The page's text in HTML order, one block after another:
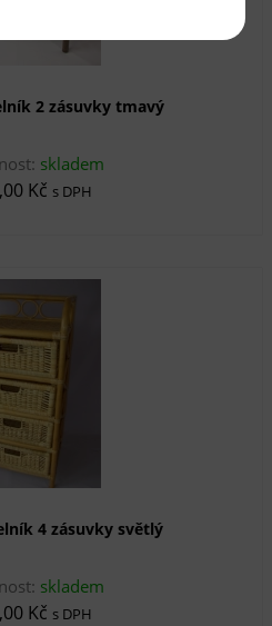
2 zásuvky tmavý
skladem
Kč s DPH
4 zásuvky světlý
skladem
Kč s DPH